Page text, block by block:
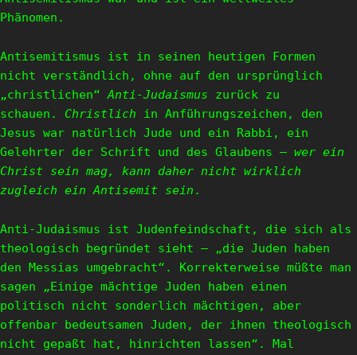
Phänomen.
Antisemitismus ist in seinen heutigen Formen
nicht verständlich, ohne auf den ursprünglich
„christlichen“Anti-Judaismus zurück zu
schauen. Christlich in Anführungszeichen, den
Jesus war natürlich Jude und ein Rabbi, ein
Gelehrter der Schrift und des Glaubens – wer ein
Christ sein mag, kann daher nicht wirklich
zugleich ein Antisemit sein .
Anti-Judaismus ist Judenfeindschaft, die sich als
theologisch begründet sieht – „die Juden haben
den Messias umgebracht“. Korrekterweise müßte man
sagen „Einige mächtige Juden haben einen
politisch nicht sonderlich mächtigen, aber
offenbar bedeutsamen Juden, der ihnen theologisch
nicht gepaßt hat, hinrichten lassen“. Mal